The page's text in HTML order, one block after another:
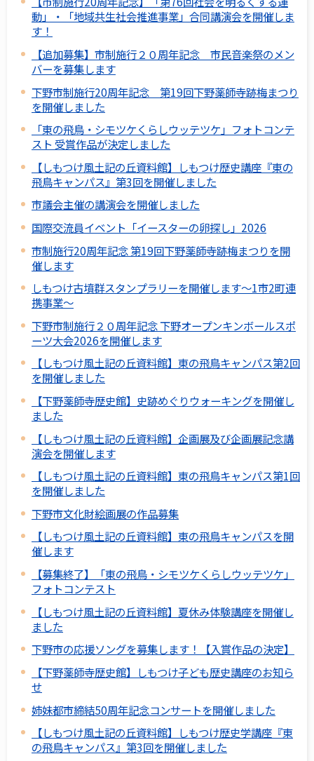
動」・「地域共生社会推進事業」合同講演会を開催しま
す！
【追加募集】市制施行２０周年記念 市民音楽祭のメン
バーを募集します
下野市制施行20周年記念 第19回下野薬師寺跡梅まつり
を開催しました
「東の飛鳥・シモツケくらしウッテツケ」フォトコンテ
スト 受賞作品が決定しました
【しもつけ風土記の丘資料館】しもつけ歴史講座『東の
飛鳥キャンパス』第3回を開催しました
市議会主催の講演会を開催しました
国際交流員イベント「イースターの卵探し」2026
市制施行20周年記念 第19回下野薬師寺跡梅まつりを開
催します
しもつけ古墳群スタンプラリーを開催します～1市2町連
携事業～
下野市制施行２０周年記念 下野オープンキンボールスポ
ーツ大会2026を開催します
【しもつけ風土記の丘資料館】東の飛鳥キャンパス第2回
を開催しました
【下野薬師寺歴史館】史跡めぐりウォーキングを開催し
ました
【しもつけ風土記の丘資料館】企画展及び企画展記念講
演会を開催します
【しもつけ風土記の丘資料館】東の飛鳥キャンパス第1回
を開催しました
下野市文化財絵画展の作品募集
【しもつけ風土記の丘資料館】東の飛鳥キャンパスを開
催します
【募集終了】「東の飛鳥・シモツケくらしウッテツケ」
フォトコンテスト
【しもつけ風土記の丘資料館】夏休み体験講座を開催し
ました
下野市の応援ソングを募集します！【入賞作品の決定】
【下野薬師寺歴史館】しもつけ子ども歴史講座のお知ら
せ
姉妹都市締結50周年記念コンサートを開催しました
【しもつけ風土記の丘資料館】しもつけ歴史学講座『東
の飛鳥キャンパス』第3回を開催しました